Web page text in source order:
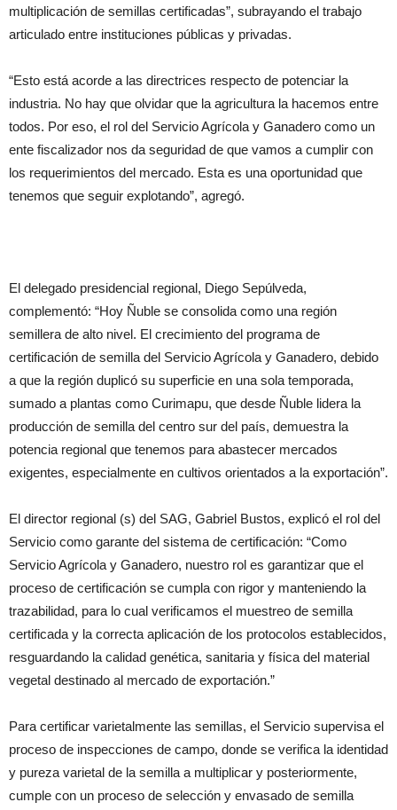
multiplicación de semillas certificadas”, subrayando el trabajo
articulado entre instituciones públicas y privadas.
“Esto está acorde a las directrices respecto de potenciar la
industria. No hay que olvidar que la agricultura la hacemos entre
todos. Por eso, el rol del Servicio Agrícola y Ganadero como un
ente fiscalizador nos da seguridad de que vamos a cumplir con
los requerimientos del mercado. Esta es una oportunidad que
tenemos que seguir explotando”, agregó.
El delegado presidencial regional, Diego Sepúlveda,
complementó: “Hoy Ñuble se consolida como una región
semillera de alto nivel. El crecimiento del programa de
certificación de semilla del Servicio Agrícola y Ganadero, debido
a que la región duplicó su superficie en una sola temporada,
sumado a plantas como Curimapu, que desde Ñuble lidera la
producción de semilla del centro sur del país, demuestra la
potencia regional que tenemos para abastecer mercados
exigentes, especialmente en cultivos orientados a la exportación”.
El director regional (s) del SAG, Gabriel Bustos, explicó el rol del
Servicio como garante del sistema de certificación: “Como
Servicio Agrícola y Ganadero, nuestro rol es garantizar que el
proceso de certificación se cumpla con rigor y manteniendo la
trazabilidad, para lo cual verificamos el muestreo de semilla
certificada y la correcta aplicación de los protocolos establecidos,
resguardando la calidad genética, sanitaria y física del material
vegetal destinado al mercado de exportación.”
Para certificar varietalmente las semillas, el Servicio supervisa el
proceso de inspecciones de campo, donde se verifica la identidad
y pureza varietal de la semilla a multiplicar y posteriormente,
cumple con un proceso de selección y envasado de semilla